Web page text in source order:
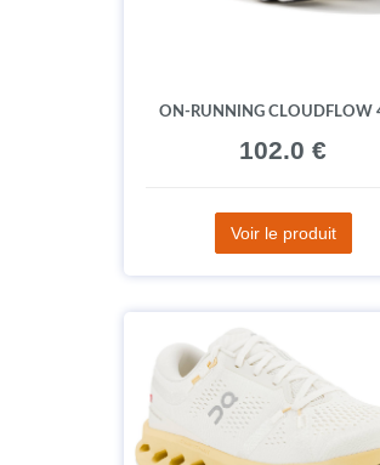
ON-RUNNING CLOUDFLOW
102.0 €
Voir le produit